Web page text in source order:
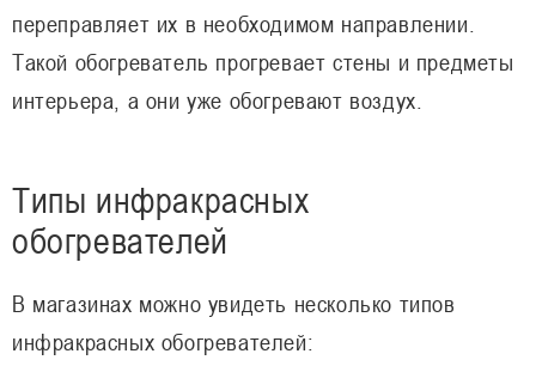
переправляет их в необходимом направлении.
Такой обогреватель прогревает стены и предметы
интерьера, а они уже обогревают воздух.
Типы инфракрасных
обогревателей
В магазинах можно увидеть несколько типов
инфракрасных обогревателей: